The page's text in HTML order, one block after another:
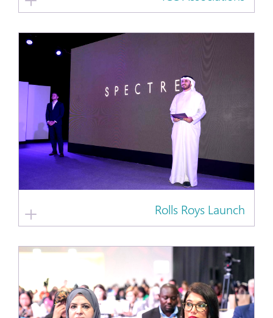
Rolls Roys Launch